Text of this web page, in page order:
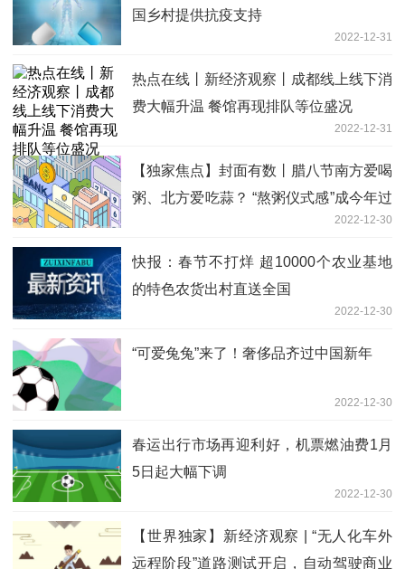
国乡村提供抗疫支持
2022-12-31
热点在线丨新经济观察丨成都线上线下消
费大幅升温 餐馆再现排队等位盛况
2022-12-31
【独家焦点】封面有数丨腊八节南方爱喝
粥、北方爱吃蒜？ “熬粥仪式感”成今年过
2022-12-30
快报：春节不打烊 超10000个农业基地
的特色农货出村直送全国
2022-12-30
“可爱兔兔”来了！奢侈品齐过中国新年
2022-12-30
春运出行市场再迎利好，机票燃油费1月
5日起大幅下调
2022-12-30
【世界独家】新经济观察 | “无人化车外
远程阶段”道路测试开启，自动驾驶商业